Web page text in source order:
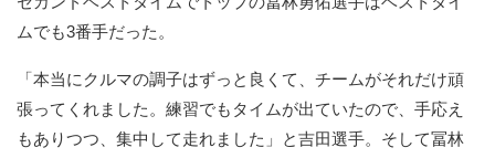
ムでも3番手だった。
「本当にクルマの調子はずっと良くて、チームがそれだけ頑
張ってくれました。練習でもタイムが出ていたので、手応え
もありつつ、集中して走れました」と吉田選手。そして冨林